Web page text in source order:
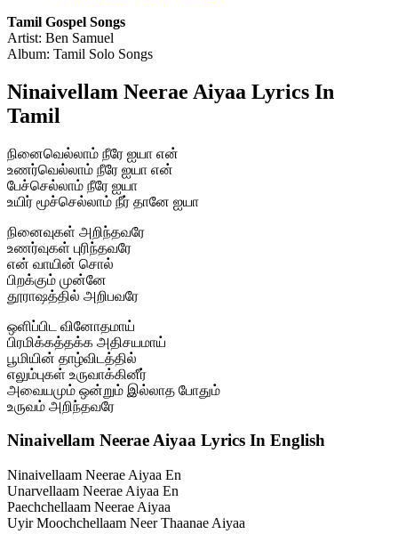
Tamil Gospel Songs
Artist: Ben Samuel
Album: Tamil Solo Songs
Ninaivellam Neerae Aiyaa Lyrics In
Tamil
நினைவெல்லாம் நீரே ஐயா என்
உணர்வெல்லாம் நீரே ஐயா என்
பேச்செல்லாம் நீரே ஐயா
உயிர் மூச்செல்லாம் நீர் தானே ஐயா
நினைவுகள் அறிந்தவரே
உணர்வுகள் புரிந்தவரே
என் வாயின் சொல்
பிறக்கும் முன்னே
தூராஷத்தில் அறிபவரே
ஒளிப்பிட வினோதமாய்
பிரமிக்கத்தக்க அதிசயமாய்
பூமியின் தாழ்விடத்தில்
எலும்புகள் உருவாக்கினீர்
அவையமும் ஒன்றும் இல்லாத போதும்
உருவம் அறிந்தவரே
Ninaivellam Neerae Aiyaa Lyrics In English
Ninaivellaam Neerae Aiyaa En
Unarvellaam Neerae Aiyaa En
Paechchellaam Neerae Aiyaa
Uyir Moochchellaam Neer Thaanae Aiyaa